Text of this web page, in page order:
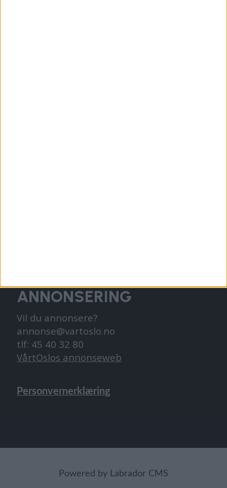
ANNONSERING
Vil du annonsere?
annonse@vartoslo.no
tlf: 45 40 32 80
VårtOslos annonseweb
Personvernerklæring
Powered by Labrador CMS